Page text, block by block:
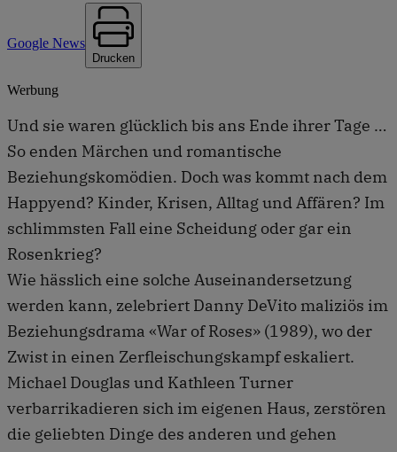
Google News
Drucken
Werbung
Und sie waren glücklich bis ans Ende ihrer Tage …
So enden Märchen und romantische
Beziehungskomödien. Doch was kommt nach dem
Happyend? Kinder, Krisen, Alltag und Affären? Im
schlimmsten Fall eine Scheidung oder gar ein
Rosenkrieg?
Wie hässlich eine solche Auseinandersetzung
werden kann, zelebriert Danny DeVito maliziös im
Beziehungsdrama «War of Roses» (1989), wo der
Zwist in einen Zerfleischungskampf eskaliert.
Michael Douglas und Kathleen Turner
verbarrikadieren sich im eigenen Haus, zerstören
die geliebten Dinge des anderen und gehen